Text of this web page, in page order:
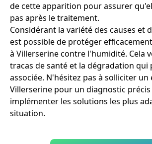
de cette apparition pour assurer
pas après le traitement.
Considérant la variété des causes et
est possible de protéger
à Villerserine contre l'humidité. Cela
tracas de santé et la dégradation qui
associée. N'hésitez pas à solliciter un
Villerserine pour un diagnostic
implémenter les solutions les plus
situation.